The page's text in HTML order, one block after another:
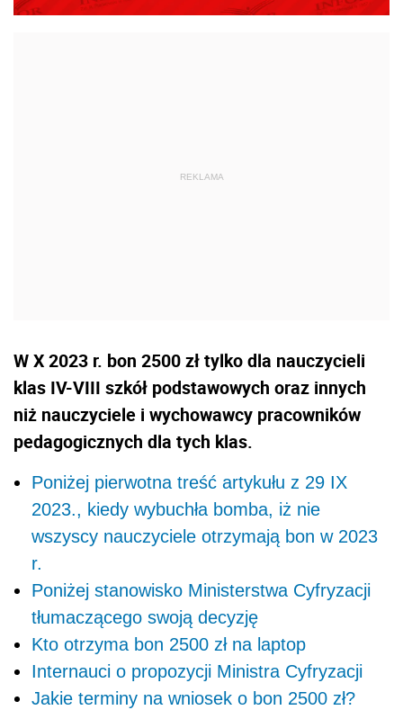
W X 2023 r. bon 2500 zł tylko dla nauczycieli
klas IV-VIII szkół podstawowych oraz innych
niż nauczyciele i wychowawcy pracowników
pedagogicznych dla tych klas.
Poniżej pierwotna treść artykułu z 29 IX
2023., kiedy wybuchła bomba, iż nie
wszyscy nauczyciele otrzymają bon w 2023
r.
Poniżej stanowisko Ministerstwa Cyfryzacji
tłumaczącego swoją decyzję
Kto otrzyma bon 2500 zł na laptop
Internauci o propozycji Ministra Cyfryzacji
Jakie terminy na wniosek o bon 2500 zł?